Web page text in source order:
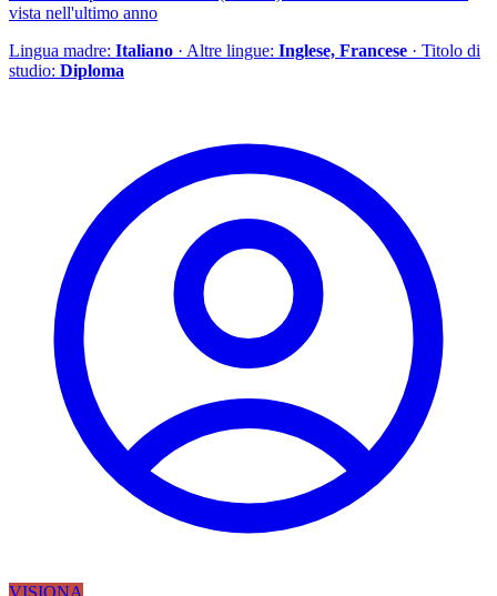
vista nell'ultimo anno
Lingua madre: Italiano · Altre lingue: Inglese, Francese · Titolo di
studio: Diploma
VISIONA